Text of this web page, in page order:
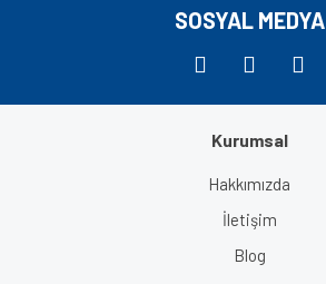
SOSYAL MEDYA
Kurumsal
Hakkımızda
İletişim
Blog